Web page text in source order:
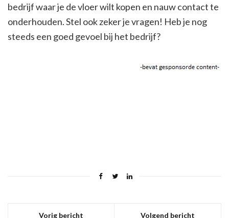
bedrijf waar je de vloer wilt kopen en nauw contact te
onderhouden. Stel ook zeker je vragen! Heb je nog
steeds een goed gevoel bij het bedrijf?
Vorig bericht Volgend bericht